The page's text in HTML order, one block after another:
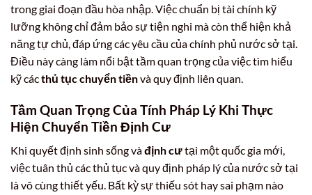
trong giai đoạn đầu hòa nhập. Việc chuẩn bị tài chính kỹ
lưỡng không chỉ đảm bảo sự tiện nghi mà còn thể hiện khả
năng tự chủ, đáp ứng các yêu cầu của chính phủ nước sở tại.
Điều này càng làm nổi bật tầm quan trọng của việc tìm hiểu
kỹ cácthủ tục chuyển tiềnvà quy định liên quan.
Tầm Quan Trọng Của Tính Pháp Lý Khi Thực
Hiện Chuyển Tiền Định Cư
Khi quyết định sinh sống vàđịnh cưtại một quốc gia mới,
việc tuân thủ các thủ tục và quy định pháp lý của nước sở tại
là vô cùng thiết yếu. Bất kỳ sự thiếu sót hay sai phạm nào